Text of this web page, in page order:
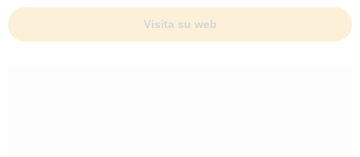
Visita su web